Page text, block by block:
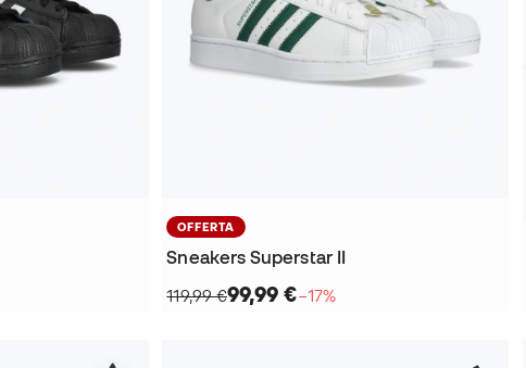
OFFERTA
Sneakers Superstar II
119,99 €99,99 €−17%